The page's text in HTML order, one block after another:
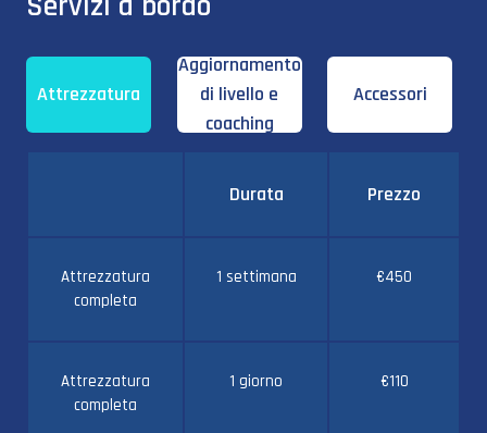
Attrezzatura
Aggiornamento
di livello e
coaching
Accessori
Durata Prezzo
Attrezzatura
completa
1 settimana €450
Attrezzatura
completa
1 giorno €110